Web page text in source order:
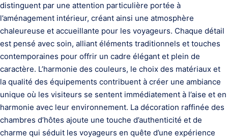
distinguent par une attention particulière portée à
l’aménagement intérieur, créant ainsi une atmosphère
chaleureuse et accueillante pour les voyageurs. Chaque détail
est pensé avec soin, alliant éléments traditionnels et touches
contemporaines pour offrir un cadre élégant et plein de
caractère. L’harmonie des couleurs, le choix des matériaux et
la qualité des équipements contribuent à créer une ambiance
unique où les visiteurs se sentent immédiatement à l’aise et en
harmonie avec leur environnement. La décoration raffinée des
chambres d’hôtes ajoute une touche d’authenticité et de
charme qui séduit les voyageurs en quête d’une expérience